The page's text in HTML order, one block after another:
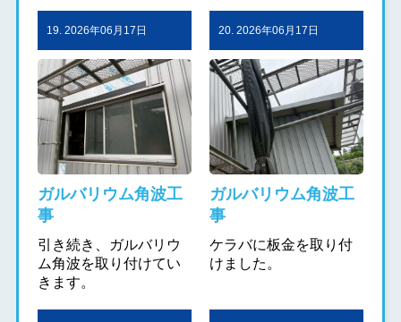
19. 2026年06月17日
ガルバリウム角波工
事
引き続き、ガルバリウ
ム角波を取り付けてい
きます。
20. 2026年06月17日
ガルバリウム角波工
事
ケラバに板金を取り付
けました。